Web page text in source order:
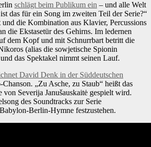
schlägt beim Publikum ein – und alle Welt
das für ein Song im zweiten Teil der Serie?“
die Kombination aus Klavier, Percussions
die Ekstasetür des Gehirns. Im ledernen
dem Kopf und mit Schnurrbart betritt die
(alias die sowjetische Spionin
das Spektakel nimmt seinen Lauf.
David Denk in der Süddeutschen
„Zu Asche, zu Staub“ heißt das
Severija Janušauskaitė gespielt wird.
des Soundtracks zur Serie
Berlin-Hymne festzustehen.